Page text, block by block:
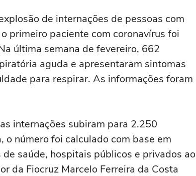
de internações de pessoas com
primeiro paciente com coronavírus foi
última semana de fevereiro, 662
aguda e apresentaram sintomas
para respirar. As informações foram
internações subiram para 2.250
o número foi calculado com base em
saúde, hospitais públicos e privados ao
da Fiocruz Marcelo Ferreira da Costa